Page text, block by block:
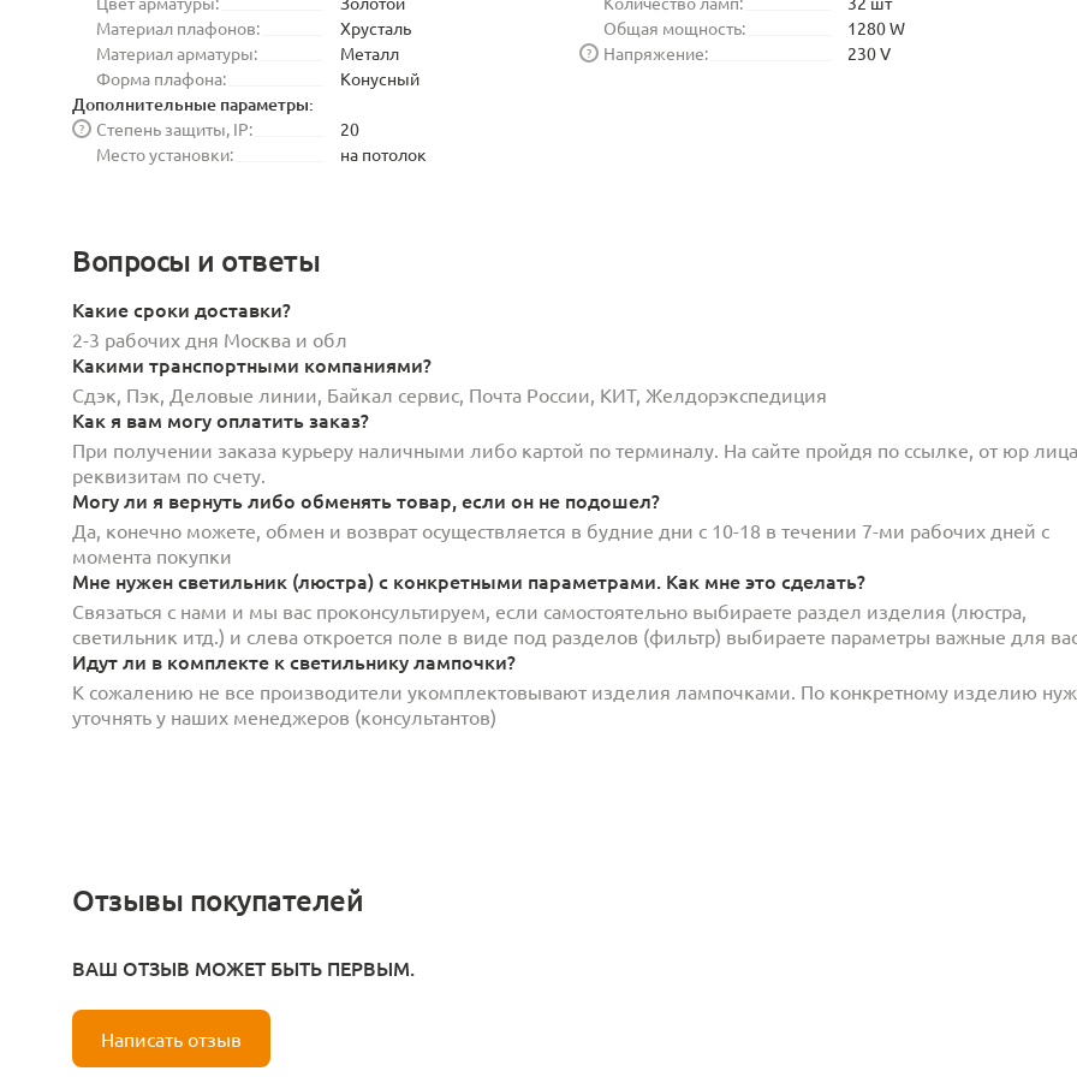
Материал плафонов:
Хрусталь
Материал арматуры:
Металл
Форма плафона:
Конусный
Общая мощность:
1280 W
Напряжение:
? 230 V
Дополнительные параметры:
Степень защиты, IP:
?
20
Место установки:
на потолок
Вопросы и ответы
Какие сроки доставки?
2-3 рабочих дня Москва и обл
Какими транспортными компаниями?
Сдэк, Пэк, Деловые линии, Байкал сервис, Почта России, КИТ, Желдорэкспедиция
Как я вам могу оплатить заказ?
При получении заказа курьеру наличными либо картой по терминалу. На сайте пройдя по ссылке, от юр
реквизитам по счету.
Могу ли я вернуть либо обменять товар, если он не подошел?
Да, конечно можете, обмен и возврат осуществляется в будние дни с 10-18 в течении 7-ми рабочих дней с
момента покупки
Мне нужен светильник (люстра) с конкретными параметрами. Как мне это сделать?
Связаться с нами и мы вас проконсультируем, если самостоятельно выбираете раздел изделия (люстра,
светильник итд.) и слева откроется поле в виде под разделов (фильтр) выбираете параметры важные для
Идут ли в комплекте к светильнику лампочки?
К сожалению не все производители укомплектовывают изделия лампочками. По конкретному изделию
уточнять у наших менеджеров (консультантов)
Отзывы покупателей
ВАШ ОТЗЫВ МОЖЕТ БЫТЬ ПЕРВЫМ.
Написать отзыв